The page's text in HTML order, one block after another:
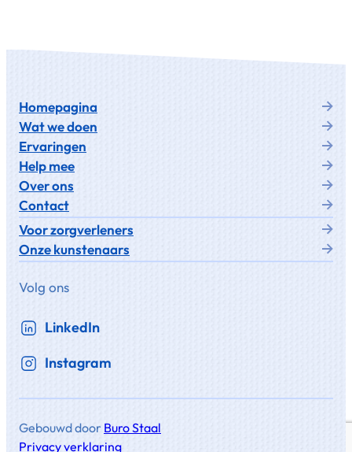
Homepagina
Wat we doen
Ervaringen
Help mee
Over ons
Contact
Voor zorgverleners
Onze kunstenaars
Volg ons
LinkedIn
Instagram
Gebouwd door Buro Staal
Privacy verklaring